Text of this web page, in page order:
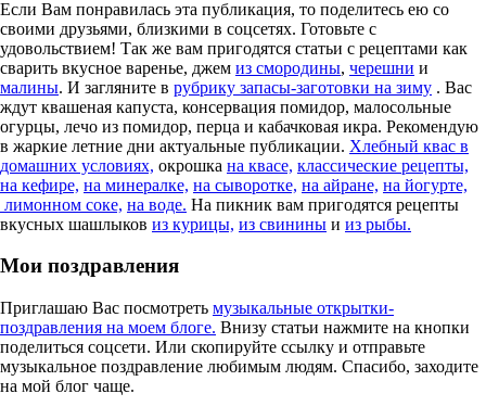
Если Вам понравилась эта публикация, то поделитесь ею со
своими друзьями, близкими в соцсетях. Готовьте с
удовольствием! Так же вам пригодятся статьи с рецептами как
сварить вкусное варенье, джем из смородины, черешни и
малины. И загляните в рубрику запасы-заготовки на зиму . Вас
ждут квашеная капуста, консервация помидор, малосольные
огурцы, лечо из помидор, перца и кабачковая икра. Рекомендую
в жаркие летние дни актуальные публикации. Хлебный квас в
домашних условиях, окрошка на квасе, классические рецепты,
на кефире, на минералке, на сыворотке, на айране, на йогурте,
лимонном соке, на воде. На пикник вам пригодятся рецепты
вкусных шашлыков из курицы, из свинины и из рыбы.
Мои поздравления
Приглашаю Вас посмотреть музыкальные открытки-
поздравления на моем блоге. Внизу статьи нажмите на кнопки
поделиться соцсети. Или скопируйте ссылку и отправьте
музыкальное поздравление любимым людям. Спасибо, заходите
на мой блог чаще.